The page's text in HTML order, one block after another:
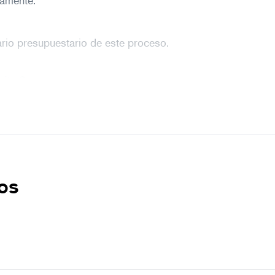
presupuestario de este proceso.